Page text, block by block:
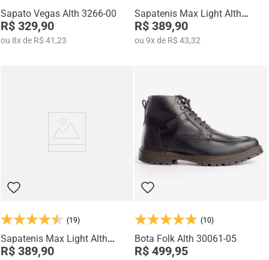
Sapato Vegas Alth 3266-00
R$ 329,90
ou 8xde R$ 41,23
Sapatenis Max Light Alth
3751-03
R$ 389,90
ou 9xde R$ 43,32
(19)
Sapatenis Max Light Alth
3752-05
R$ 389,90
(10)
Bota Folk Alth 30061-05
R$ 499,95